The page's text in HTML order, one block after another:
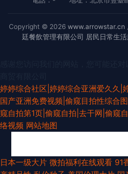
Copyright © 2026 www.arrowstar.cn
廷餐飲管理有限公司 居民日常生
婷婷综合社区|婷婷综合亚洲爱久久|
国产亚洲免费视频|偷窥目拍性综合
窥自拍第1页|偷窥自拍|去干网|偷窥
络视频 网站地图
白丝足交视频 福利剧场 日韩一一 日本女色
日本一级大片 微拍福利在线观看 91